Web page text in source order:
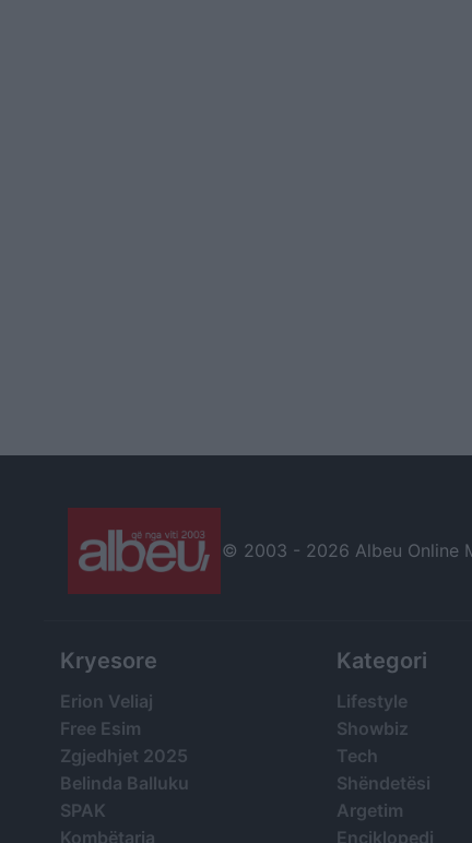
© 2003 - 2026 Albeu Online
Kryesore
Erion Veliaj
Free Esim
Zgjedhjet 2025
Belinda Balluku
SPAK
Kombëtarja
Kategori
Lifestyle
Showbiz
Tech
Shëndetësi
Argetim
Enciklopedi